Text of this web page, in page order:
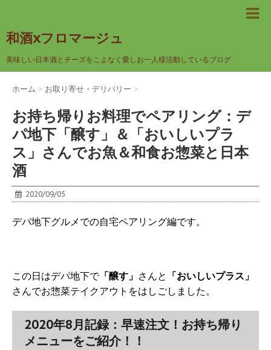
和酒xフロマージュ
美味しい日本酒とチーズをこよなく愛しお一人様活動しているブログ
ホーム > お取り寄せ・デリバリー >
お持ち帰りお料理でペアリング：デ
パ地下「醸す」＆「おいしいプラ
ス」さんでお魚＆和食お惣菜と日本
酒
2020/09/05
デパ地下グルメでの自宅ペアリング編です。
この日はデパ地下で「醸す」 さんと 「おいしいプラス」
さんでお惣菜テイクアウトをはしごしました。
2020年8月記録：早速注文！お持ち帰り
メニューをご紹介！！